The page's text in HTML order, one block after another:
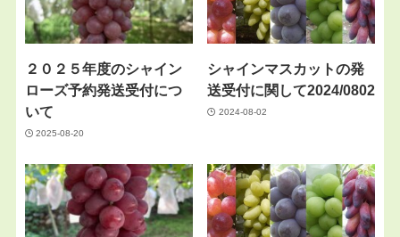
２０２５年度のシャイン
ローズ予約発送受付につ
いて
2025-08-20
シャインマスカットの発
送受付に関して2024/0802
2024-08-02